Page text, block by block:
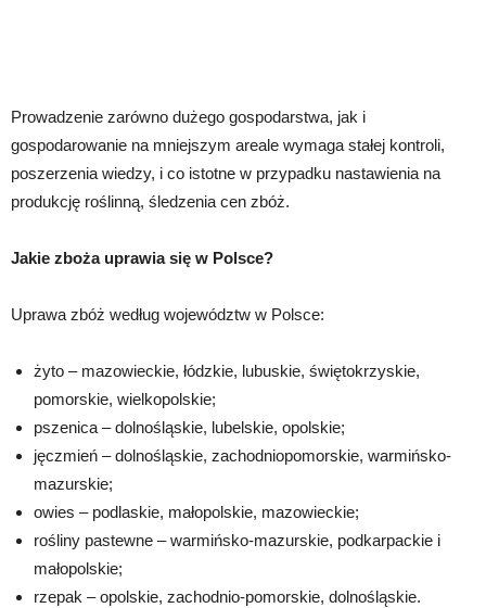
Prowadzenie zarówno dużego gospodarstwa, jak i
gospodarowanie na mniejszym areale wymaga stałej kontroli,
poszerzenia wiedzy, i co istotne w przypadku nastawienia na
produkcję roślinną, śledzenia cen zbóż.
Jakie zboża uprawia się w Polsce?
Uprawa zbóż według województw w Polsce:
żyto – mazowieckie, łódzkie, lubuskie, świętokrzyskie,
pomorskie, wielkopolskie;
pszenica – dolnośląskie, lubelskie, opolskie;
jęczmień – dolnośląskie, zachodniopomorskie, warmińsko-
mazurskie;
owies – podlaskie, małopolskie, mazowieckie;
rośliny pastewne – warmińsko-mazurskie, podkarpackie i
małopolskie;
rzepak – opolskie, zachodnio-pomorskie, dolnośląskie.